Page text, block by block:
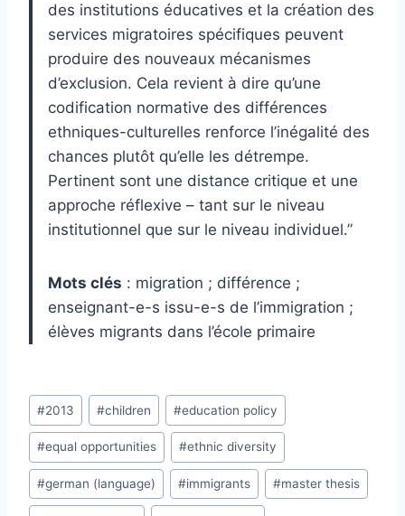
des institutions éducatives et la création des
services migratoires spécifiques peuvent
produire des nouveaux mécanismes
d’exclusion. Cela revient à dire qu’une
codification normative des différences
ethniques-culturelles renforce l’inégalité des
chances plutôt qu’elle les détrempe.
Pertinent sont une distance critique et une
approche réflexive – tant sur le niveau
institutionnel que sur le niveau individuel.”
Mots clés : migration ; différence ;
enseignant-e-s issu-e-s de l’immigration ;
élèves migrants dans l’école primaire
Post
Tags:
#2013 #children #education policy
#equal opportunities #ethnic diversity
#german (language) #immigrants #master thesis